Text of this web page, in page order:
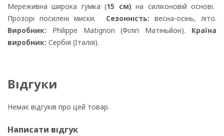
Мереживна широка гумка (15 см) на силіконовій основі.
Прозорі посилені миски. Сезонність: весна-осінь, літо.
Виробник: Philippe Matignon (Філіп Матіньйон). Країна
виробник: Сербія (Італія).
Відгуки
Немає відгуків про цей товар.
Написати відгук